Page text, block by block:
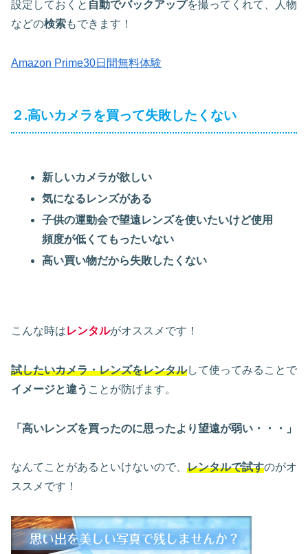
設定しておくと 自動でバックアップを撮ってくれて、人物
などの検索もできます！
Amazon Prime30日間無料体験
２.高いカメラを買って失敗したくない
新しいカメラが欲しい
気になるレンズがある
子供の運動会で望遠レンズを使いたいけど使用
頻度が低くてもったいない
高い買い物だから失敗したくない
こんな時はレンタルがオススメです！
試したいカメラ・レンズをレンタルして使ってみることで
イメージと違う ことが防げます。
「高いレンズを買ったのに思ったより望遠が弱い・・・」
なんてことがあるといけないので、 レンタルで試すのがオ
ススメです！